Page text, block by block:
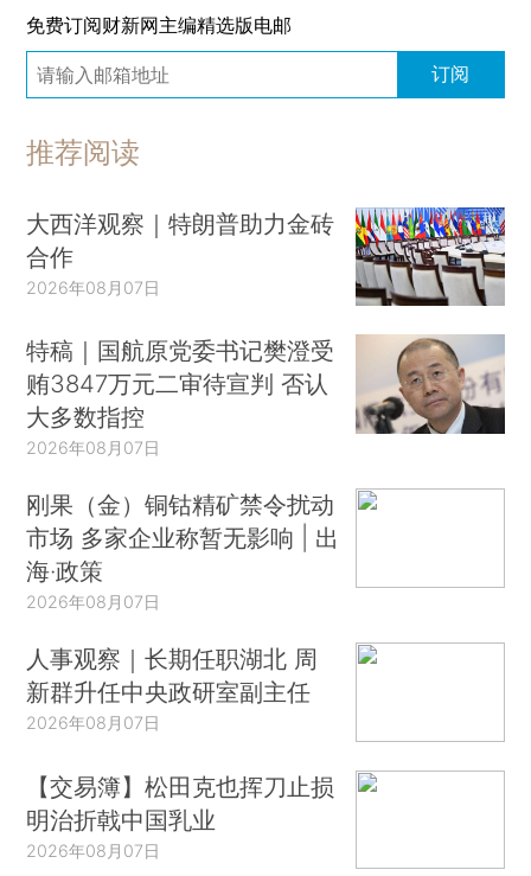
免费订阅财新网主编精选版电邮
订阅
推荐阅读
大西洋观察｜特朗普助力金砖
合作
2026年08月07日
特稿｜国航原党委书记樊澄受
贿3847万元二审待宣判 否认
大多数指控
2026年08月07日
刚果（金）铜钴精矿禁令扰动
市场 多家企业称暂无影响 | 出
海·政策
2026年08月07日
人事观察｜长期任职湖北 周
新群升任中央政研室副主任
2026年08月07日
【交易簿】松田克也挥刀止损
明治折戟中国乳业
2026年08月07日